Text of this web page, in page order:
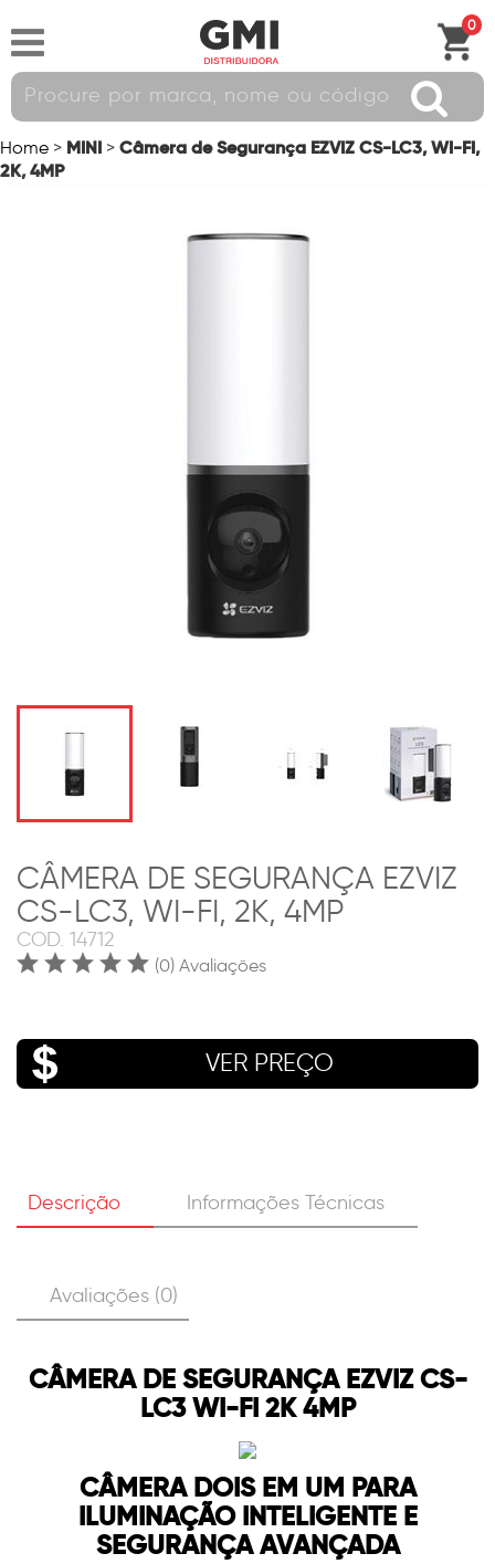
0
Home > MINI > Câmera de Segurança EZVIZ CS-LC3, WI-FI,
2K, 4MP
CÂMERA DE SEGURANÇA EZVIZ
CS-LC3, WI-FI, 2K, 4MP
COD. 14712
(0) Avaliações
VER PREÇO
Descrição Informações Técnicas
Avaliações (0)
CÂMERA DE SEGURANÇA EZVIZ CS-
LC3 WI-FI 2K 4MP
CÂMERA DOIS EM UM PARA
ILUMINAÇÃO INTELIGENTE E
SEGURANÇA AVANÇADA